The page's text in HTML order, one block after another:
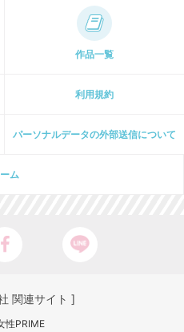
作品一覧
利用規約
パーソナルデータの外部送信について
ム
関連サイト ]
性PRIME